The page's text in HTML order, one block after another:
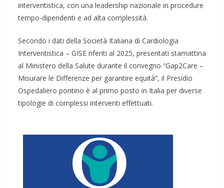
interventistica, con una leadership nazionale in procedure
tempo-dipendenti e ad alta complessità.
Secondo i dati della Società Italiana di Cardiologia
Interventistica – GISE riferiti al 2025, presentati stamattina
al Ministero della Salute durante il convegno “Gap2Care –
Misurare le Differenze per garantire equità”, il Presidio
Ospedaliero pontino è al primo posto in Italia per diverse
tipologie di complessi interventi effettuati.